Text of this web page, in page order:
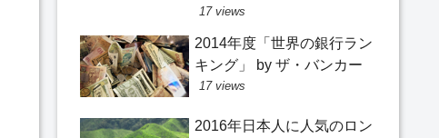
17 views
2014年度「世界の銀行ラン
キング」 by ザ・バンカー
17 views
2016年日本人に人気のロン